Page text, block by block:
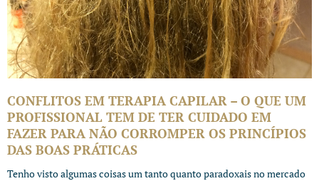
CONFLITOS EM TERAPIA CAPILAR – O QUE UM
PROFISSIONAL TEM DE TER CUIDADO EM
FAZER PARA NÃO CORROMPER OS PRINCÍPIOS
DAS BOAS PRÁTICAS
Tenho visto algumas coisas um tanto quanto paradoxais no mercado